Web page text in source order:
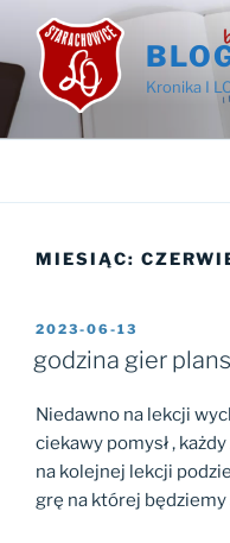
Przejdź
treści
Kronika I
MIESIĄC:
OPUBLIKOWANE
2023-06-13
godzina gier
Niedawno na lekcji
ciekawy pomysł ,
na kolejnej lekcji
grę na której będziemy